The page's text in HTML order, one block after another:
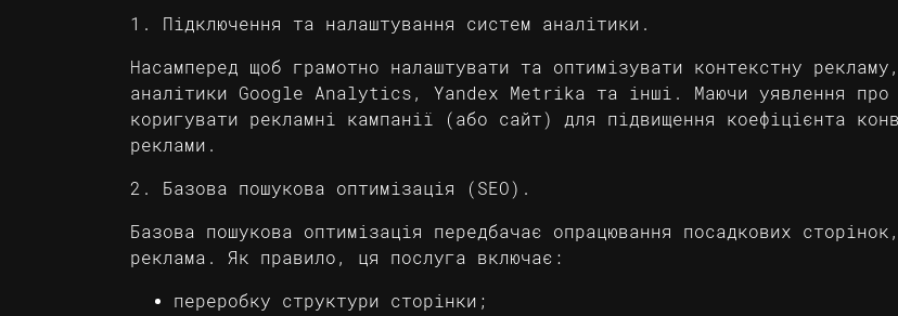
1. Підключення та налаштування систем аналітики.
Насамперед щоб грамотно налаштувати та оптимізувати контекстну
аналітики Google Analytics, Yandex Metrika та інші. Маючи уявлення про
коригувати рекламні кампанії (або сайт) для підвищення коефіцієнта
реклами.
2. Базова пошукова оптимізація (SEO).
Базова пошукова оптимізація передбачає опрацювання посадкових
реклама. Як правило, ця послуга включає:
переробку структури сторінки;